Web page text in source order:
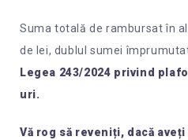
Suma totală de rambursat în
de lei, dublul sumei
Legea 243/2024 privind
uri.
Vă rog să reveniți, dacă